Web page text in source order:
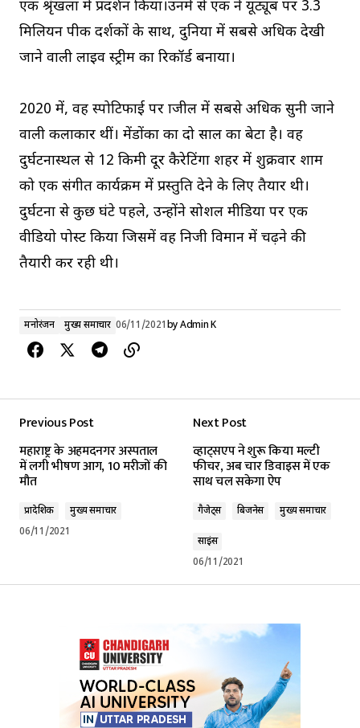
एक श्रृंखला में प्रदर्शन किया।उनमें से एक ने यूट्यूब पर 3.3
मिलियन पीक दर्शकों के साथ, दुनिया में सबसे अधिक देखी
जाने वाली लाइव स्ट्रीम का रिकॉर्ड बनाया।
2020 में, वह स्पोटिफाई पर ब्राजील में सबसे अधिक सुनी जाने
वाली कलाकार थीं। मेंडोंका का दो साल का बेटा है। वह
दुर्घटनास्थल से 12 किमी दूर कैरेटिंगा शहर में शुक्रवार शाम
को एक संगीत कार्यक्रम में प्रस्तुति देने के लिए तैयार थी।
दुर्घटना से कुछ घंटे पहले, उन्होंने सोशल मीडिया पर एक
वीडियो पोस्ट किया जिसमें वह निजी विमान में चढ़ने की
तैयारी कर रही थी।
मनोरंजन मुख्य समाचार 06/11/2021byAdmin K
Previous Post
महाराष्ट्र के अहमदनगर अस्पताल
में लगी भीषण आग, 10 मरीजों की
मौत
प्रादेशिक
मुख्य समाचार
06/11/2021
Next Post
व्हाट्सएप ने शुरू किया मल्टी
फीचर, अब चार डिवाइस में एक
साथ चल सकेगा ऐप
गैजेट्स बिजनेस मुख्य समाचार
साइंस
06/11/2021